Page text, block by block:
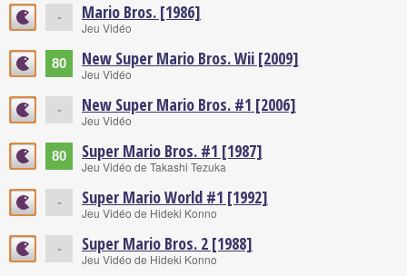
- Mario Bros. [1986]
Jeu Vidéo
80 New Super Mario Bros. Wii [2009]
Jeu Vidéo
- New Super Mario Bros. #1 [2006]
Jeu Vidéo
80 Super Mario Bros. #1 [1987]
Jeu Vidéo de Takashi Tezuka
- Super Mario World #1 [1992]
Jeu Vidéo de Hideki Konno
- Super Mario Bros. 2 [1988]
Jeu Vidéo de Hideki Konno